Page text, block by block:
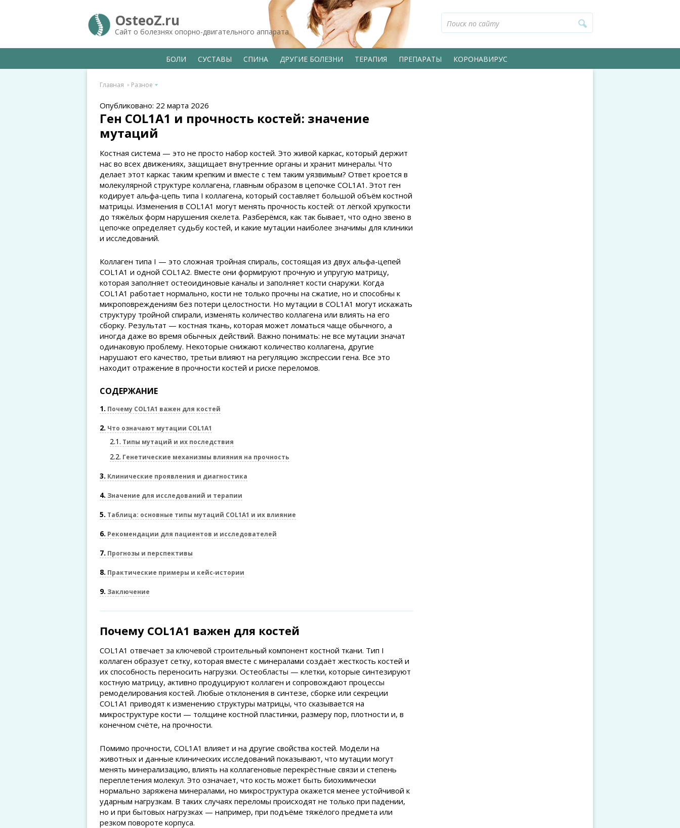
OsteoZ.ru
Сайт о болезнях опорно-двигательного аппарата
БОЛИ СУСТАВЫ СПИНА ДРУГИЕ БОЛЕЗНИ ТЕРАПИЯ ПРЕПАРАТЫ КОРОНАВИРУС
Главная Разное
Опубликовано: 22 марта 2026
Ген COL1A1 и прочность костей: значение
мутаций
Костная система — это не просто набор костей. Это живой каркас, который держит
нас во всех движениях, защищает внутренние органы и хранит минералы. Что
делает этот каркас таким крепким и вместе с тем таким уязвимым? Ответ кроется в
молекулярной структуре коллагена, главным образом в цепочке COL1A1. Этот ген
кодирует альфа-цепь типа I коллагена, который составляет большой объём костной
матрицы. Изменения в COL1A1 могут менять прочность костей: от лёгкой хрупкости
до тяжёлых форм нарушения скелета. Разберёмся, как так бывает, что одно звено в
цепочке определяет судьбу костей, и какие мутации наиболее значимы для клиники
и исследований.
Коллаген типа I — это сложная тройная спираль, состоящая из двух альфа-цепей
COL1A1 и одной COL1A2. Вместе они формируют прочную и упругую матрицу,
которая заполняет остеоидиновые каналы и заполняет кости снаружи. Когда
COL1A1 работает нормально, кости не только прочны на сжатие, но и способны к
микроповреждениям без потери целостности. Но мутации в COL1A1 могут искажать
структуру тройной спирали, изменять количество коллагена или влиять на его
сборку. Результат — костная ткань, которая может ломаться чаще обычного, а
иногда даже во время обычных действий. Важно понимать: не все мутации значат
одинаковую проблему. Некоторые снижают количество коллагена, другие
нарушают его качество, третьи влияют на регуляцию экспрессии гена. Все это
находит отражение в прочности костей и риске переломов.
СОДЕРЖАНИЕ
1 Почему COL1A1 важен для костей
2 Что означают мутации COL1A1
2.1 Типы мутаций и их последствия
2.2 Генетические механизмы влияния на прочность
3 Клинические проявления и диагностика
4 Значение для исследований и терапии
5 Таблица: основные типы мутаций COL1A1 и их влияние
6 Рекомендации для пациентов и исследователей
7 Прогнозы и перспективы
8 Практические примеры и кейс‑истории
9 Заключение
Почему COL1A1 важен для костей
COL1A1 отвечает за ключевой строительный компонент костной ткани. Тип I
коллаген образует сетку, которая вместе с минералами создаёт жесткость костей и
их способность переносить нагрузки. Остеобласты — клетки, которые синтезируют
костную матрицу, активно продуцируют коллаген и сопровождают процессы
ремоделирования костей. Любые отклонения в синтезе, сборке или секреции
COL1A1 приводят к изменению структуры матрицы, что сказывается на
микроструктуре кости — толщине костной пластинки, размеру пор, плотности и, в
конечном счёте, на прочности.
Помимо прочности, COL1A1 влияет и на другие свойства костей. Модели на
животных и данные клинических исследований показывают, что мутации могут
менять минерализацию, влиять на коллагеновые перекрёстные связи и степень
переплетения молекул. Это означает, что кость может быть биохимически
нормально заряжена минералами, но микроструктура окажется менее устойчивой к
ударным нагрузкам. В таких случаях переломы происходят не только при падении,
но и при бытовых нагрузках — например, при подъёме тяжёлого предмета или
резком повороте корпуса.